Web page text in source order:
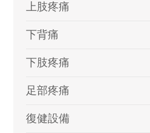
上肢疼痛
下背痛
下肢疼痛
足部疼痛
復健設備